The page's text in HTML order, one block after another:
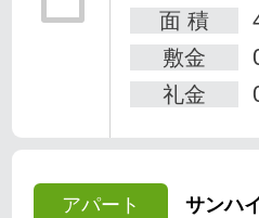
面 積
敷金
礼金
アパート サンハ